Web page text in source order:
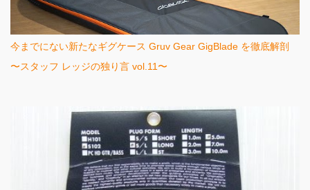
今までにない新たなギグケース Gruv Gear GigBlade を徹底解剖
〜スタッフ レッジの独り言 vol.11〜